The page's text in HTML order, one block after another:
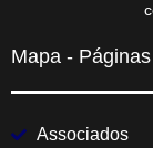
Mapa -
Associados